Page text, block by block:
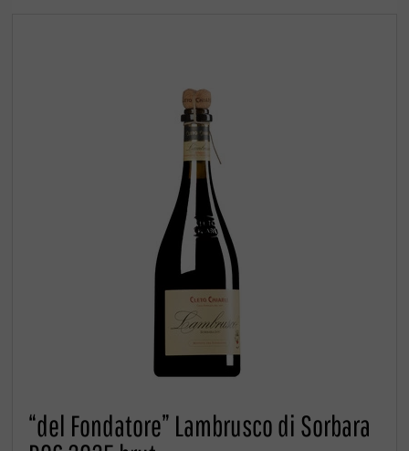
“del Fondatore” Lambrusco di Sorbara